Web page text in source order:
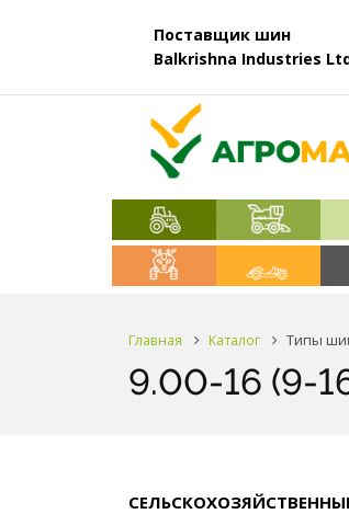
Поставщик шин
Balkrishna Industries
Главная Каталог Типы
9.00-16 (9-